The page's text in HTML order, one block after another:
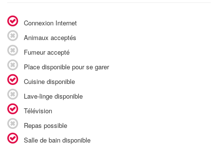
Connexion Internet
Animaux acceptés
Fumeur accepté
Place disponible pour se garer
Cuisine disponible
Lave-linge disponible
Télévision
Repas possible
Salle de bain disponible